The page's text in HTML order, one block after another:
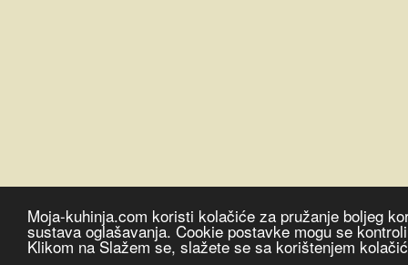
Moja-kuhinja.com koristi kolačiće za pružanje boljeg
sustava oglašavanja. Cookie postavke mogu se
Klikom na Slažem se, slažete se sa korištenjem